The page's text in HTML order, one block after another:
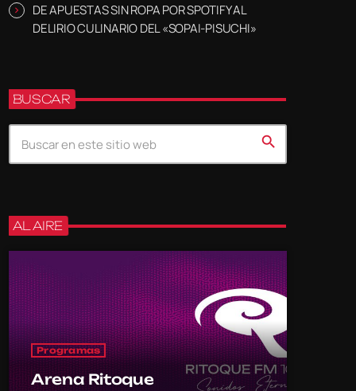
DE APUESTAS SIN ROPA POR SPOTIFY AL
DELIRIO CULINARIO DEL «SOPAI-PISUCHI»
BUSCAR
search
AL AIRE
Programas
Arena Ritoque